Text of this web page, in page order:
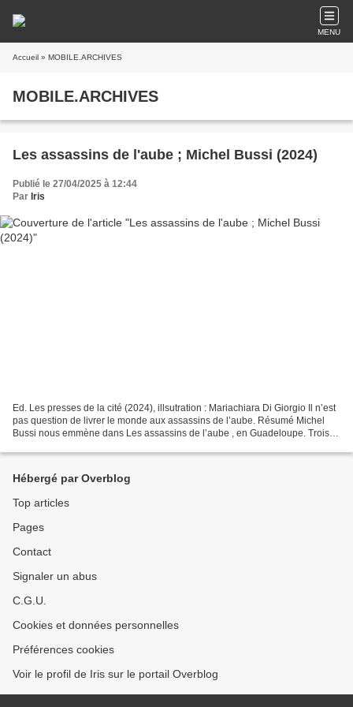
MENU
Accueil » MOBILE.ARCHIVES
MOBILE.ARCHIVES
Les assassins de l'aube ; Michel Bussi (2024)
Publié le 27/04/2025 à 12:44
Par Iris
Ed. Les presses de la cité (2024), illsutration : Mariachiara Di Giorgio Il n’est
pas question de livrer le monde aux assassins de l’aube. Résumé Michel
Bussi nous emmène dans Les assassins de l’aube , en Guadeloupe. Trois
Hébergé par Overblog
Top articles
Pages
Contact
Signaler un abus
C.G.U.
Cookies et données personnelles
Préférences cookies
Voir le profil de Iris sur le portail Overblog